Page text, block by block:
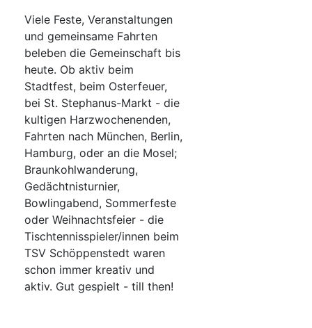
Viele Feste, Veranstaltungen
und gemeinsame Fahrten
beleben die Gemeinschaft bis
heute. Ob aktiv beim
Stadtfest, beim Osterfeuer,
bei St. Stephanus-Markt - die
kultigen Harzwochenenden,
Fahrten nach München, Berlin,
Hamburg, oder an die Mosel;
Braunkohlwanderung,
Gedächtnisturnier,
Bowlingabend, Sommerfeste
oder Weihnachtsfeier - die
Tischtennisspieler/innen beim
TSV Schöppenstedt waren
schon immer kreativ und
aktiv. Gut gespielt - till then!